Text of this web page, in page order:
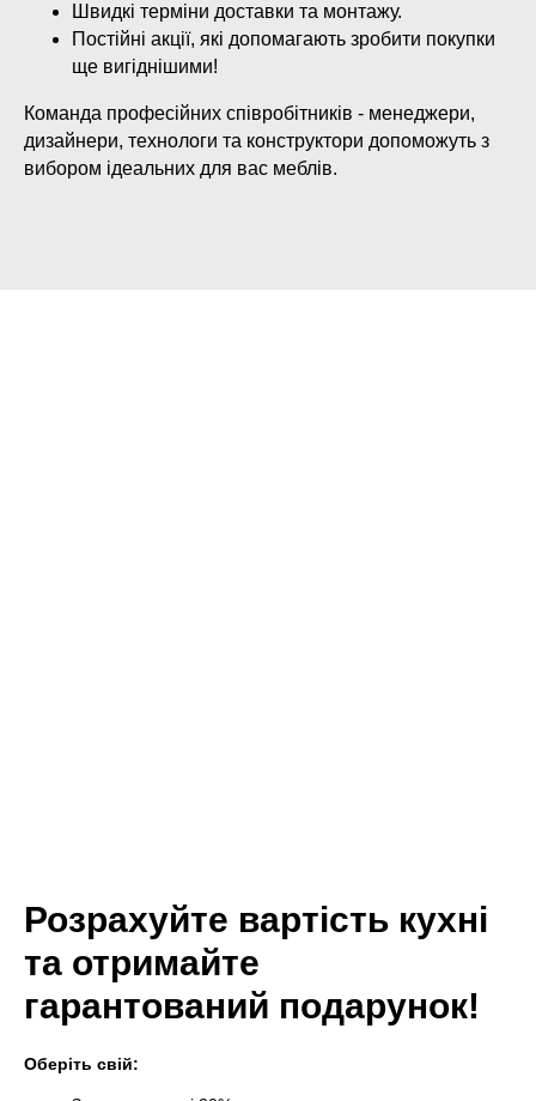
Швидкі терміни доставки та монтажу.
Постійні акції, які допомагають зробити покупки
ще вигіднішими!
Команда професійних співробітників - менеджери,
дизайнери, технологи та конструктори допоможуть з
вибором ідеальних для вас меблів.
Розрахуйте вартість кухні
та отримайте
гарантований подарунок!
Оберіть свій: